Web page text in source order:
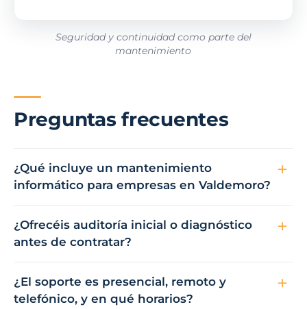
Seguridad y continuidad como parte del
mantenimiento
Preguntas frecuentes
¿Qué incluye un mantenimiento
informático para empresas en Valdemoro?
¿Ofrecéis auditoría inicial o diagnóstico
antes de contratar?
¿El soporte es presencial, remoto y
telefónico, y en qué horarios?